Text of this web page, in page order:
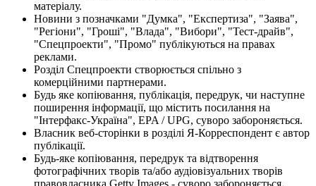
матеріалу.
Новини з позначками "Думка", "Експертиза", "Заява",
"Регіони", "Гроші", "Влада", "Вибори", "Тест-драйв",
"Спецпроекти", "Промо" публікуються на правах
реклами.
Розділ Спецпроекти створюється спільно з
комерційними партнерами.
Будь яке копіювання, публікація, передрук, чи наступне
поширення інформації, що містить посилання на
"Інтерфакс-Україна", EPA / UPG, суворо забороняється.
Власник веб-сторінки в розділі Я-Корреспондент є автор
публікації.
Будь-яке копіювання, передрук та відтворення
фотографічних творів та/або аудіовізуальних творів
правовласника Getty Images - суворо забороняється.